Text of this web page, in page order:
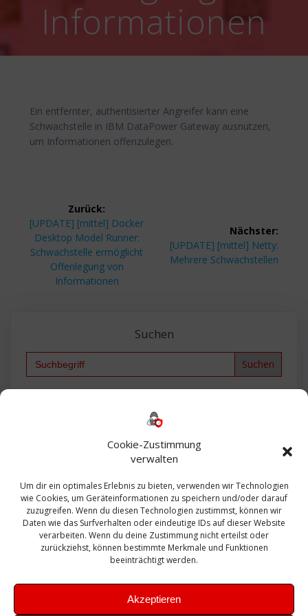
Cookie-Zustimmung
verwalten
Um dir ein optimales Erlebnis zu bieten, verwenden wir Technologien
wie Cookies, um Geräteinformationen zu speichern und/oder darauf
zuzugreifen. Wenn du diesen Technologien zustimmst, können wir
Daten wie das Surfverhalten oder eindeutige IDs auf dieser Website
verarbeiten. Wenn du deine Zustimmung nicht erteilst oder
zurückziehst, können bestimmte Merkmale und Funktionen
beeinträchtigt werden.
Akzeptieren
Informationen
Ein entfernter, authentisierter Angreifer kann eine
Schwachstelle in IBM DataPower Gateway ausnutzen,
um Informationen offenzulegen.
Beitragsnavigation
Zurück:
Vorheriger
Beitrag:
[UPDATE] [mittel] Docker
Desktop Model Runner:
Schwachstelle ermöglicht
Offenlegung von
Informationen
Nächster:
Nächster
Beitrag:
[UPDATE] [mittel] Netty:
Mehrere Schwachstellen
Suchen
Search
Bautagebuch
Exchange firewall Fritzbox
Microsoft
Sanierung SBS Security Server Sicherheit
Sicherung SIEM Sophos SSL Ubuntu
Update Upgrade UTM VCenter VCSA Veeam
VMWare VPN WAZUH Windows
Zertifikat